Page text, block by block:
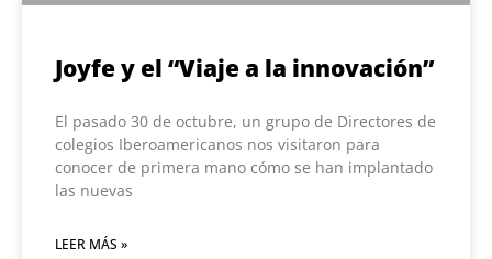
Joyfe y el “Viaje a la innovación”
El pasado 30 de octubre, un grupo de Directores de
colegios Iberoamericanos nos visitaron para
conocer de primera mano cómo se han implantado
las nuevas
LEER MÁS »